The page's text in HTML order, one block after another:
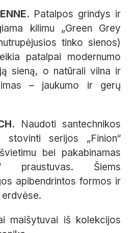
Patalpos grindys ir
kilimu „Green Grey
tinko sienos)
patalpai modernumo
sieną, o natūrali vilna ir
– jaukumo ir gerų
Naudoti santechnikos
stovinti serijos „Finion“
bei pakabinamas
praustuvas. Šiems
apibendrintos formos ir
maišytuvai iš kolekcijos